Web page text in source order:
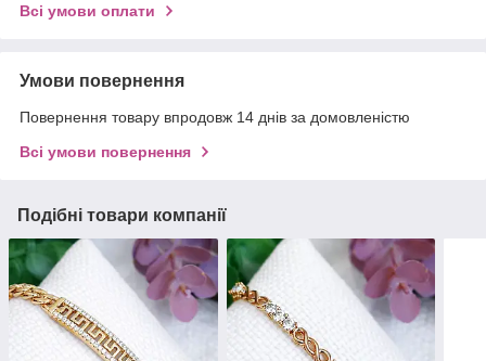
Всі умови оплати
Умови повернення
Повернення товару впродовж 14 днів за домовленістю
Всі умови повернення
Подібні товари компанії